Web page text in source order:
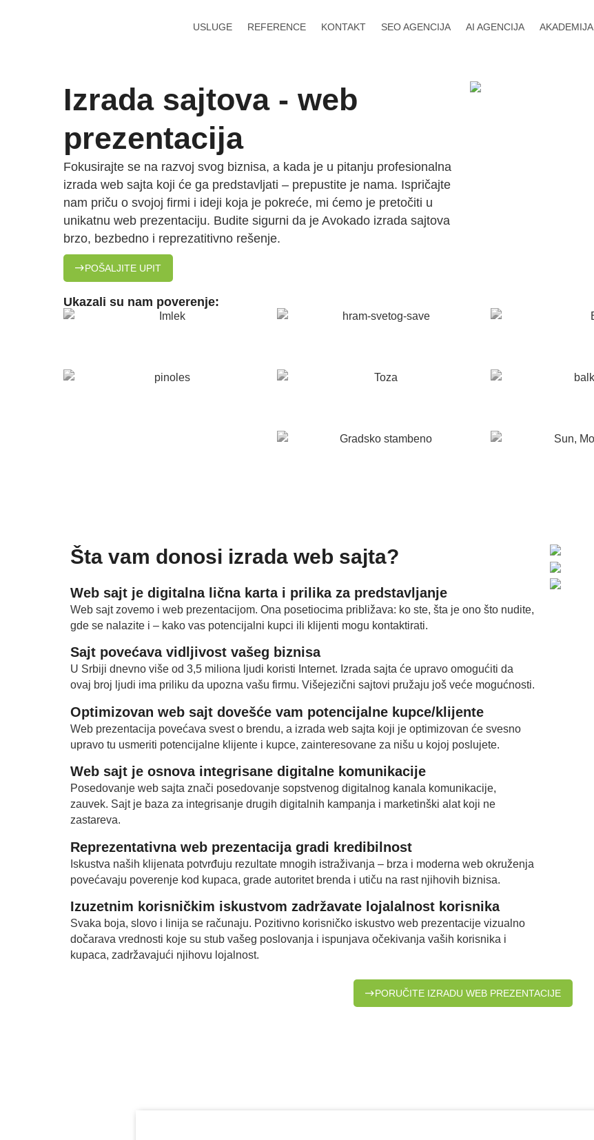
USLUGE REFERENCE KONTAKT SEO AGENCIJA AI AGENCIJA AKADEMIJA
Izrada sajtova - web
prezentacija
Fokusirajte se na razvoj svog biznisa, a kada je u pitanju profesionalna
izrada web sajta koji će ga predstavljati – prepustite je nama. Ispričajte
nam priču o svojoj firmi i ideji koja je pokreće, mi ćemo je pretočiti u
unikatnu web prezentaciju. Budite sigurni da je Avokado izrada sajtova
brzo, bezbedno i reprezatitivno rešenje.
POŠALJITE UPIT
Ukazali su nam poverenje:
Šta vam donosi izrada web sajta?
Web sajt je digitalna lična karta i prilika za predstavljanje
Web sajt zovemo i web prezentacijom. Ona posetiocima približava: ko ste, šta je ono što nudite,
gde se nalazite i – kako vas potencijalni kupci ili klijenti mogu kontaktirati.
Sajt povećava vidljivost vašeg biznisa
U Srbiji dnevno više od 3,5 miliona ljudi koristi Internet. Izrada sajta će upravo omogućiti da
ovaj broj ljudi ima priliku da upozna vašu firmu. Višejezični sajtovi pružaju još veće mogućnosti.
Optimizovan web sajt dovešće vam potencijalne kupce/klijente
Web prezentacija povećava svest o brendu, a izrada web sajta koji je optimizovan će svesno
upravo tu usmeriti potencijalne klijente i kupce, zainteresovane za nišu u kojoj poslujete.
Web sajt je osnova integrisane digitalne komunikacije
Posedovanje web sajta znači posedovanje sopstvenog digitalnog kanala komunikacije,
zauvek. Sajt je baza za integrisanje drugih digitalnih kampanja i marketinški alat koji ne
zastareva.
Reprezentativna web prezentacija gradi kredibilnost
Iskustva naših klijenata potvrđuju rezultate mnogih istraživanja – brza i moderna web okruženja
povećavaju poverenje kod kupaca, grade autoritet brenda i utiču na rast njihovih biznisa.
Izuzetnim korisničkim iskustvom zadržavate lojalalnost korisnika
Svaka boja, slovo i linija se računaju. Pozitivno korisničko iskustvo web prezentacije vizualno
dočarava vrednosti koje su stub vašeg poslovanja i ispunjava očekivanja vaših korisnika i
kupaca, zadržavajući njihovu lojalnost.
PORUČITE IZRADU WEB PREZENTACIJE